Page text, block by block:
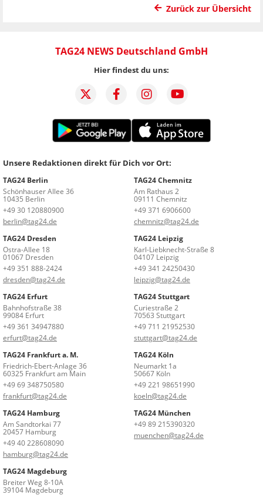
Zurück zur Übersicht
TAG24 NEWS Deutschland GmbH
Hier findest du uns:
Unsere Redaktionen direkt für Dich vor Ort:
TAG24 Berlin
Schönhauser Allee 36
10435 Berlin
+49 30 120880900
berlin@tag24.de
TAG24 Chemnitz
Am Rathaus 2
09111 Chemnitz
+49 371 6906600
chemnitz@tag24.de
TAG24 Dresden
Ostra-Allee 18
01067 Dresden
+49 351 888-2424
dresden@tag24.de
TAG24 Leipzig
Karl-Liebknecht-Straße 8
04107 Leipzig
+49 341 24250430
leipzig@tag24.de
TAG24 Erfurt
Bahnhofstraße 38
99084 Erfurt
+49 361 34947880
erfurt@tag24.de
TAG24 Stuttgart
Curiestraße 2
70563 Stuttgart
+49 711 21952530
stuttgart@tag24.de
TAG24 Frankfurt a. M.
Friedrich-Ebert-Anlage 36
60325 Frankfurt am Main
+49 69 348750580
frankfurt@tag24.de
TAG24 Köln
Neumarkt 1a
50667 Köln
+49 221 98651990
koeln@tag24.de
TAG24 Hamburg
Am Sandtorkai 77
20457 Hamburg
+49 40 228608090
hamburg@tag24.de
TAG24 München
+49 89 215390320
muenchen@tag24.de
TAG24 Magdeburg
Breiter Weg 8-10A
39104 Magdeburg